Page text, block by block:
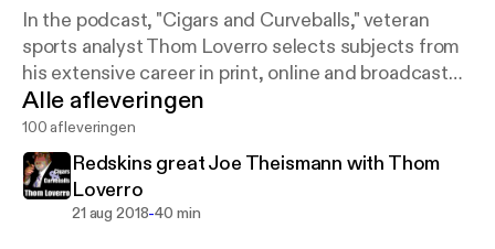
In the podcast, "Cigars and Curveballs," veteran
sports analyst Thom Loverro selects subjects from
his extensive career in print, online and broadcast
journalism to deliver engaging conversations each
week.
Alle afleveringen
100 afleveringen
Redskins great Joe Theismann with Thom
Loverro
21 aug 2018-40 min